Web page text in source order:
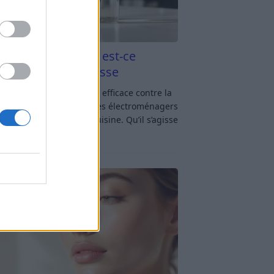
blanc et four est-ce
contre la graisse
blanc et four : est-ce efficace contre la
? Le four fait partie des électroménagers
sollicités dans une cuisine. Qu’il s’agisse